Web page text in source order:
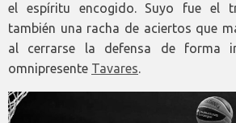
el espíritu encogido. Suyo fue el
también una racha de aciertos que
al cerrarse la defensa de forma
omnipresente Tavares.